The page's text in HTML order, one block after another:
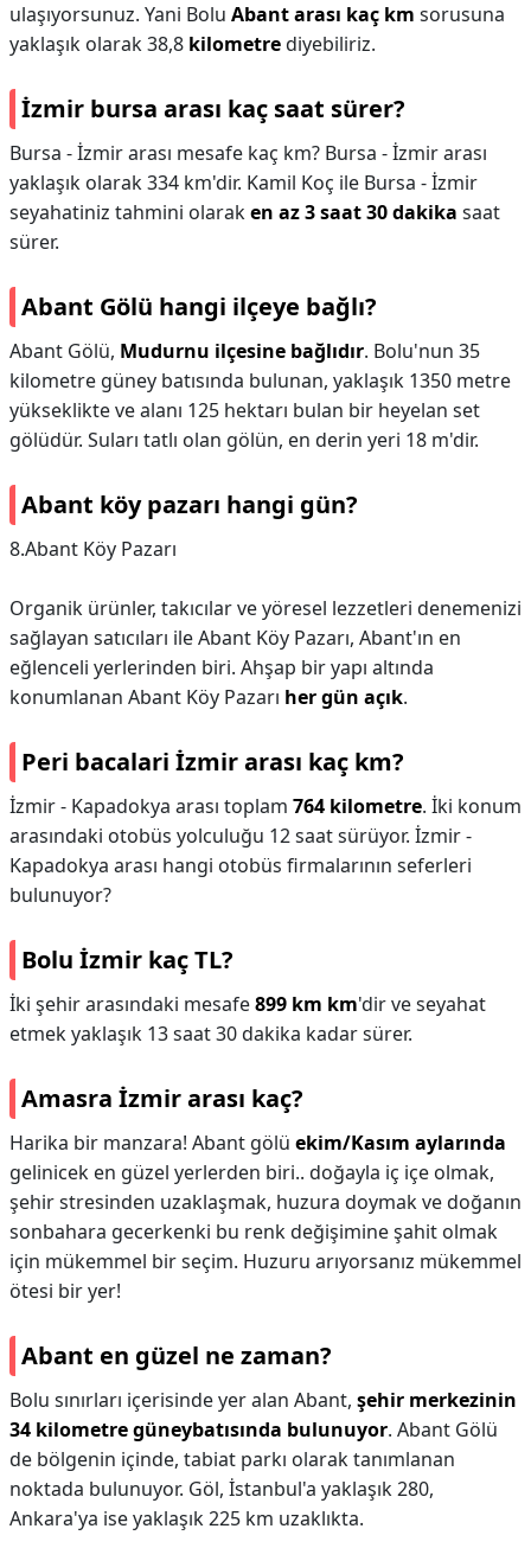
ulaşıyorsunuz. Yani Bolu Abant arası kaç km sorusuna
yaklaşık olarak 38,8 kilometrediyebiliriz.
İzmir bursa arası kaç saat sürer?
Bursa - İzmir arası mesafe kaç km? Bursa - İzmir arası
yaklaşık olarak 334 km'dir. Kamil Koç ile Bursa - İzmir
seyahatiniz tahmini olaraken az 3 saat 30 dakika saat
sürer.
Abant Gölü hangi ilçeye bağlı?
Abant Gölü, Mudurnu ilçesine bağlıdır. Bolu'nun 35
kilometre güney batısında bulunan, yaklaşık 1350 metre
yükseklikte ve alanı 125 hektarı bulan bir heyelan set
gölüdür. Suları tatlı olan gölün, en derin yeri 18 m'dir.
Abant köy pazarı hangi gün?
8.Abant Köy Pazarı
Organik ürünler, takıcılar ve yöresel lezzetleri denemenizi
sağlayan satıcıları ile Abant Köy Pazarı, Abant'ın en
eğlenceli yerlerinden biri. Ahşap bir yapı altında
konumlanan Abant Köy Pazarı her gün açık.
Peri bacalari İzmir arası kaç km?
İzmir - Kapadokya arası toplam 764 kilometre. İki konum
arasındaki otobüs yolculuğu 12 saat sürüyor. İzmir -
Kapadokya arası hangi otobüs firmalarının seferleri
bulunuyor?
Bolu İzmir kaç TL?
İki şehir arasındaki mesafe899 km km'dir ve seyahat
etmek yaklaşık 13 saat 30 dakika kadar sürer.
Amasra İzmir arası kaç?
Harika bir manzara! Abant gölü ekim/Kasım aylarında
gelinicek en güzel yerlerden biri.. doğayla iç içe olmak,
şehir stresinden uzaklaşmak, huzura doymak ve doğanın
sonbahara gecerkenki bu renk değişimine şahit olmak
için mükemmel bir seçim. Huzuru arıyorsanız mükemmel
ötesi bir yer!
Abant en güzel ne zaman?
Bolu sınırları içerisinde yer alan Abant, şehir merkezinin
34 kilometre güneybatısında bulunuyor. Abant Gölü
de bölgenin içinde, tabiat parkı olarak tanımlanan
noktada bulunuyor. Göl, İstanbul'a yaklaşık 280,
Ankara'ya ise yaklaşık 225 km uzaklıkta.